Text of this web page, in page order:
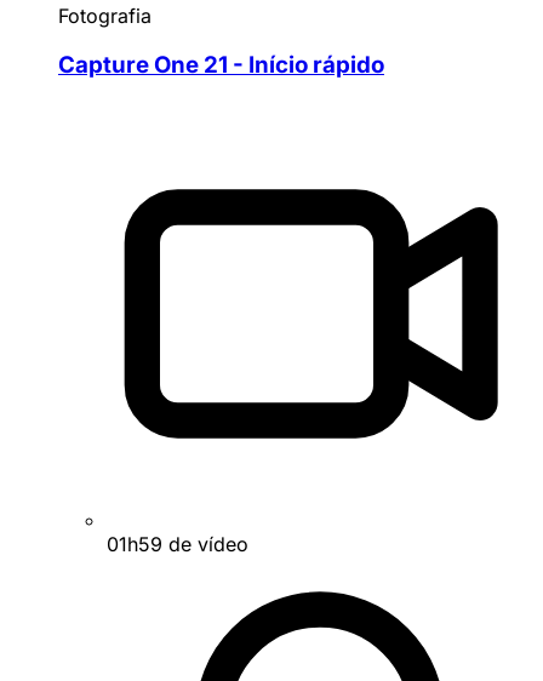
Fotografia
Capture One 21 - Início rápido
01h59 de vídeo